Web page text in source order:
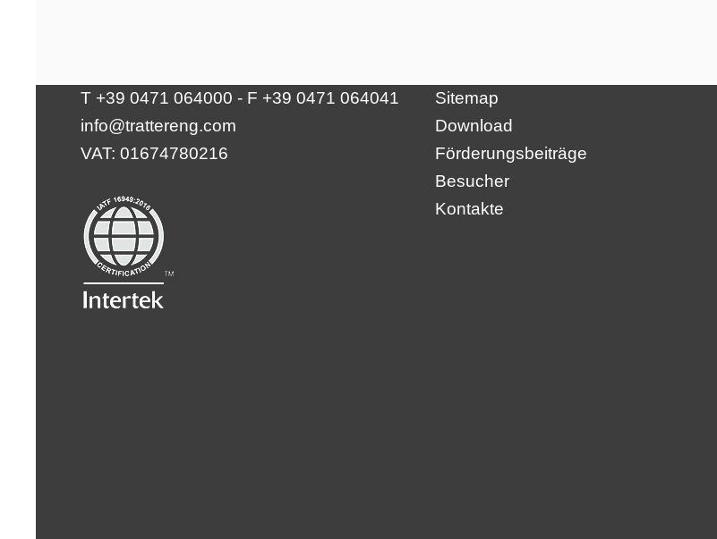
T +39 0471 064000 - F +39 0471 064041
info@trattereng.com
VAT: 01674780216
Sitemap
Download
Förderungsbeiträge
Besucher
Kontakte